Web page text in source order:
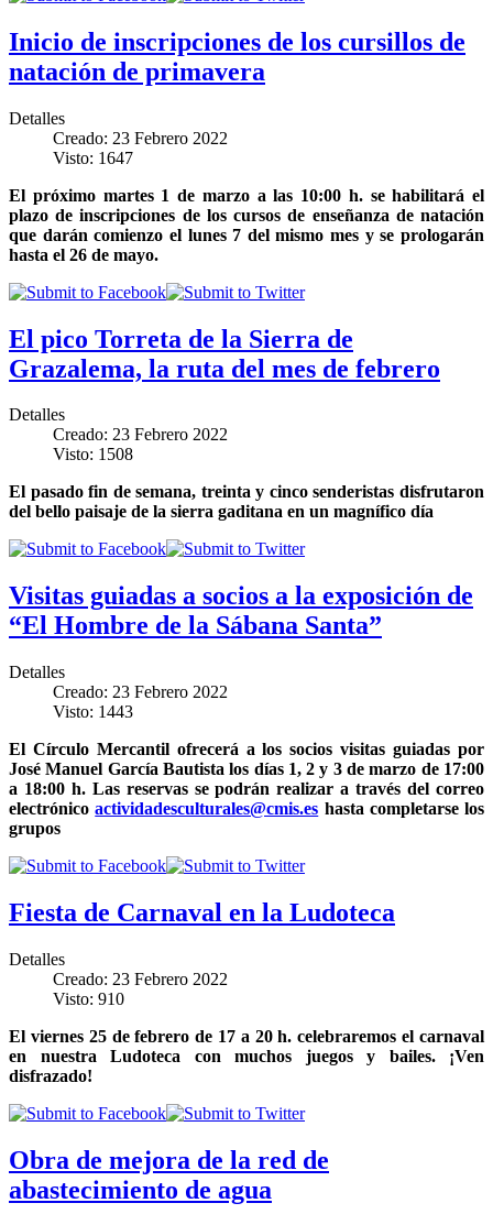
Inicio de inscripciones de los cursillos de
natación de primavera
Detalles
Creado: 23 Febrero 2022
Visto: 1647
El próximo martes 1 de marzo a las 10:00 h. se habilitará el
plazo de inscripciones de los cursos de enseñanza de natación
que darán comienzo el lunes 7 del mismo mes y se prologarán
hasta el 26 de mayo.
El pico Torreta de la Sierra de
Grazalema, la ruta del mes de febrero
Detalles
Creado: 23 Febrero 2022
Visto: 1508
El pasado fin de semana, treinta y cinco senderistas disfrutaron
del bello paisaje de la sierra gaditana en un magnífico día
Visitas guiadas a socios a la exposición de
“El Hombre de la Sábana Santa”
Detalles
Creado: 23 Febrero 2022
Visto: 1443
El Círculo Mercantil ofrecerá a los socios visitas guiadas por
José Manuel García Bautista los días 1, 2 y 3 de marzo de 17:00
a 18:00 h. Las reservas se podrán realizar a través del correo
electrónicoactividadesculturales@cmis.es hasta completarse los
grupos
Fiesta de Carnaval en la Ludoteca
Detalles
Creado: 23 Febrero 2022
Visto: 910
El viernes 25 de febrero de 17 a 20 h. celebraremos el carnaval
en nuestra Ludoteca con muchos juegos y bailes. ¡Ven
disfrazado!
Obra de mejora de la red de
abastecimiento de agua